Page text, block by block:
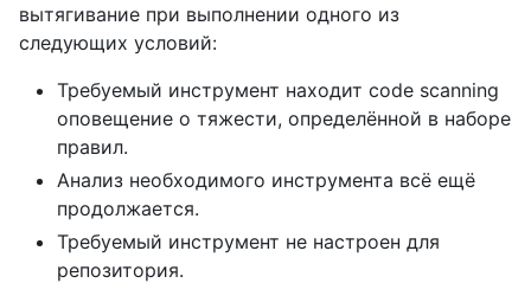
вытягивание при выполнении одного из
следующих условий:
Требуемый инструмент находит code scanning
оповещение о тяжести, определённой в наборе
правил.
Анализ необходимого инструмента всё ещё
продолжается.
Требуемый инструмент не настроен для
репозитория.